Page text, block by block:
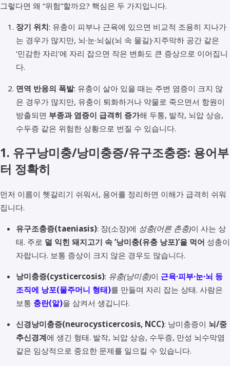
그렇다면 왜 “위험”할까요? 핵심은 두 가지입니다.
장기 위치: 유충이 피부나 근육에 있으면 비교적 조용히 지나가
는 경우가 많지만, 뇌·눈·뇌실(뇌 속 물길)·지주막하 공간 같은
‘민감한 자리’에 자리 잡으면 작은 변화도 큰 증상으로 이어집니
다.
면역 반응의 폭발: 유충이 살아 있을 때는 주변 염증이 크지 않
은 경우가 많지만, 유충이 퇴화하거나 약물로 죽으면서 항원이
방출되면 부종과 염증이 급격히 증가해 두통, 발작, 뇌압 상승,
수두증 같은 위험한 상황으로 번질 수 있습니다.
1. 유구낭미충/낭미충증/유구조충증: 용어부
터 정확히
먼저 이름이 헷갈리기 쉬워서, 용어를 정리하면 이해가 급격히 쉬워
집니다.
유구조충증(taeniasis): 장(소장)에 성충(어른 촌충)이 사는 상
태. 주로 덜 익힌 돼지고기 속 ‘낭미충(유충 낭포)’을 먹어 성충이
자랍니다. 보통 증상이 크지 않은 경우도 많습니다.
낭미충증(cysticercosis): 유충(낭미충)이 근육·피부·눈·뇌 등
조직에 낭포(물주머니 형태)를 만들며 자리 잡는 상태. 사람은
보통 충란(알)을 삼켜서 생깁니다.
신경낭미충증(neurocysticercosis, NCC): 낭미충증이 뇌/중
추신경계에 생긴 형태. 발작, 뇌압 상승, 수두증, 만성 뇌수막염
같은 임상적으로 중요한 문제를 일으킬 수 있습니다.